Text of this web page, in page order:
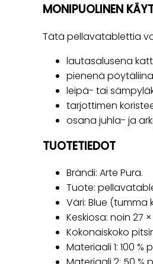
MONIPUOLINEN
Tätä pellavatablettia
lautasalusena
pienenä
leipä- tai
tarjottimen
osana juhla- ja
TUOTETIEDOT
Brändi: Arte Pura.
Tuote:
Väri: Blue (tumma
Keskiosa: noin 27
Kokonaiskoko
Materiaali 1: 100 %